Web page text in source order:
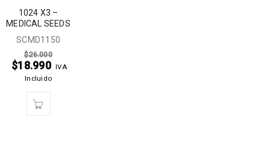
1024 X3 –
MEDICAL SEEDS
SCMD1150
$26.000
$18.990 IVA
Incluido